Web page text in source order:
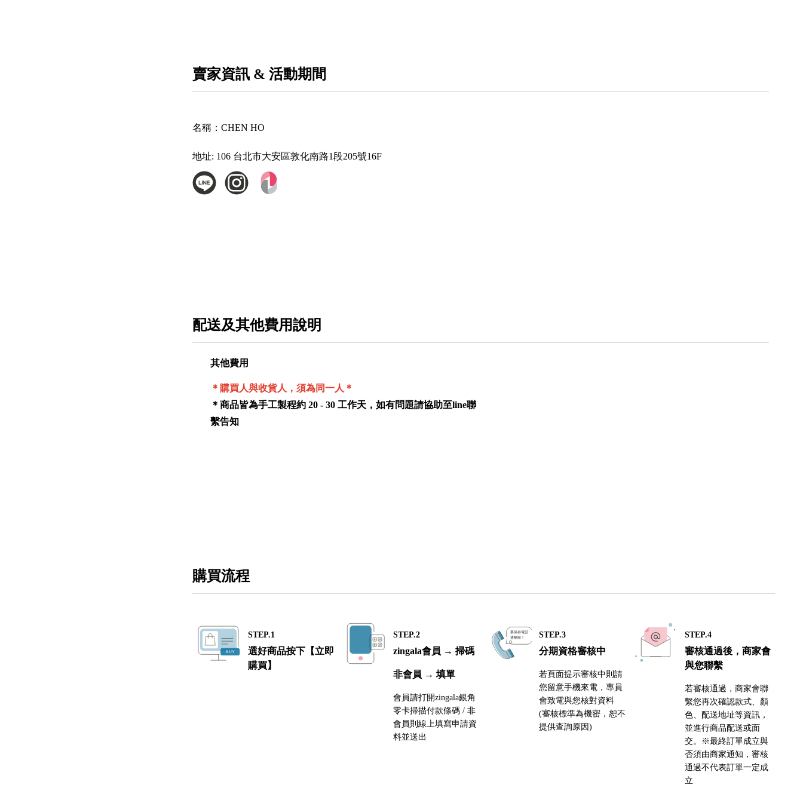
賣家資訊 & 活動期間
名稱： CHEN HO
地址: 106 台北市大安區敦化南路1段205號16F
配送及其他費用說明
其他費用
＊購買人與收貨人，須為同一人＊
＊商品皆為手工製程約 20 - 30 工作天，如有問題請協助至line聯
繫告知
購買流程
STEP.1
選好商品按下【立即
購買】
STEP.2
zingala會員 → 掃碼
非會員 → 填單
會員請打開zingala銀角
零卡掃描付款條碼 / 非
會員則線上填寫申請資
料並送出
STEP.3
分期資格審核中
若頁面提示審核中則請
您留意手機來電，專員
會致電與您核對資料
(審核標準為機密，恕不
提供查詢原因)
STEP.4
審核通過後，商家會
與您聯繫
若審核通過，商家會聯
繫您再次確認款式、顏
色、配送地址等資訊，
並進行商品配送或面
交。※最終訂單成立與
否須由商家通知，審核
通過不代表訂單一定成
立